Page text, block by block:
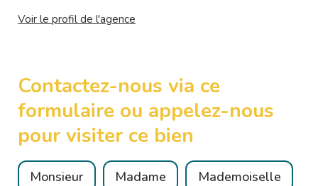
Voir le profil de l'agence
Contactez-nous via ce
formulaire ou appelez-nous
pour visiter ce bien
Civilité :
Monsieur Madame
Mademoiselle